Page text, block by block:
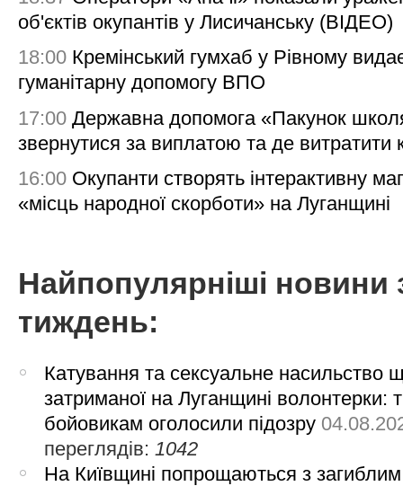
об'єктів окупантів у Лисичанську (ВІДЕО)
18:00 Кремінський гумхаб у Рівному
гуманітарну допомогу ВПО
17:00 Державна допомога «Пакунок
звернутися за виплатою та де витратити
16:00 Окупанти створять інтерактивну
«місць народної скорботи» на Луганщині
Найпопулярніші новини
тиждень:
Катування та сексуальне насильство
затриманої на Луганщині волонтерки:
бойовикам оголосили підозру
переглядів: 1042
На Київщині попрощаються з загиблим